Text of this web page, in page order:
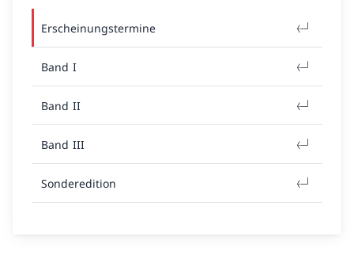
Erscheinungstermine
Band I
Band II
Band III
Sonderedition